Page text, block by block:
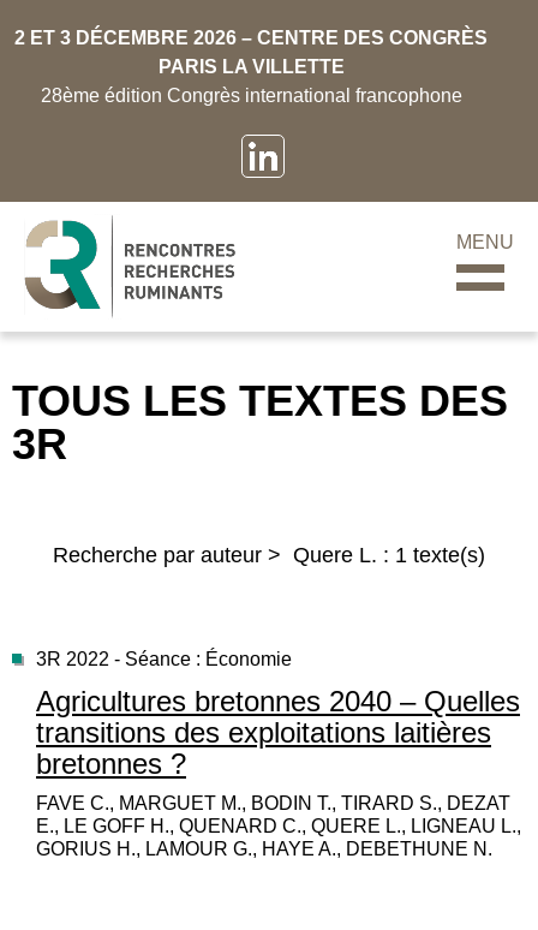
2 ET 3 DÉCEMBRE 2026 – CENTRE DES CONGRÈS
PARIS LA VILLETTE
28ème édition Congrès international francophone
MENU
TOUS LES TEXTES DES
3R
Recherche par auteur > Quere L. : 1 texte(s)
3R 2022 - Séance : Économie
Agricultures bretonnes 2040 – Quelles
transitions des exploitations laitières
bretonnes ?
FAVE C., MARGUET M., BODIN T., TIRARD S., DEZAT
E., LE GOFF H., QUENARD C., QUERE L., LIGNEAU L.,
GORIUS H., LAMOUR G., HAYE A., DEBETHUNE N.